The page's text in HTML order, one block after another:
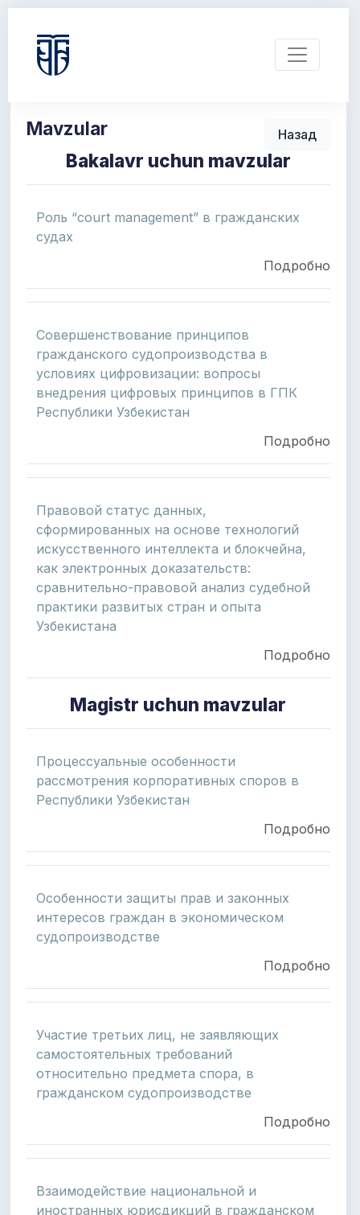
Mavzular Назад
Bakalavr uchun mavzular
Роль “court management” в гражданских
судах
Подробно
Совершенствование принципов
гражданского судопроизводства в
условиях цифровизации: вопросы
внедрения цифровых принципов в ГПК
Республики Узбекистан
Подробно
Правовой статус данных,
сформированных на основе технологий
искусственного интеллекта и блокчейна,
как электронных доказательств:
сравнительно-правовой анализ судебной
практики развитых стран и опыта
Узбекистана
Подробно
Magistr uchun mavzular
Процессуальные особенности
рассмотрения корпоративных споров в
Республики Узбекистан
Подробно
Особенности защиты прав и законных
интересов граждан в экономическом
судопроизводстве
Подробно
Участие третьих лиц, не заявляющих
самостоятельных требований
относительно предмета спора, в
гражданском судопроизводстве
Подробно
Взаимодействие национальной и
иностранных юрисдикций в гражданском